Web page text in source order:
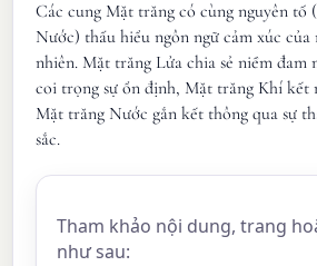
Các cung Mặt trăng có cùng nguyên tố
Nước) thấu hiểu ngôn ngữ cảm xúc
nhiên. Mặt trăng Lửa chia sẻ niềm
coi trọng sự ổn định, Mặt trăng Khí kết
Mặt trăng Nước gắn kết thông qua sự
sắc.
Tham khảo nội dung, trang
như sau: